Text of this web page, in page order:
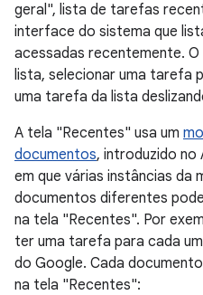
geral", lista de tarefas
interface do sistema que
acessadas recentemente.
lista, selecionar uma tarefa
uma tarefa da lista
A tela "Recentes" usa um
documentos, introduzido no
em que várias instâncias da
documentos diferentes
na tela "Recentes". Por
ter uma tarefa para cada
do Google. Cada
na tela "Recentes":